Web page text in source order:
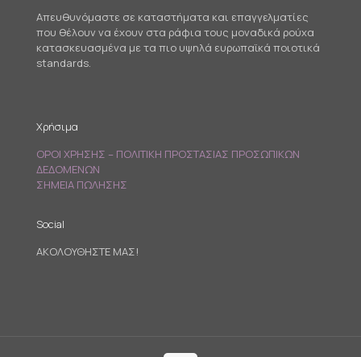
Απευθυνόμαστε σε καταστήματα και επαγγελματίες
που θέλουν να έχουν στα ράφια τους μοναδικά ρούχα
κατασκευασμένα με τα πιο υψηλά ευρωπαϊκά ποιοτικά
standards.
Χρήσιμα
ΟΡΟΙ ΧΡΗΣΗΣ – ΠΟΛΙΤΙΚΗ ΠΡΟΣΤΑΣΙΑΣ ΠΡΟΣΩΠΙΚΩΝ
ΔΕΔΟΜΕΝΩΝ
ΣΗΜΕΙΑ ΠΩΛΗΣΗΣ
Social
ΑΚΟΛΟΥΘΗΣΤΕ ΜΑΣ!